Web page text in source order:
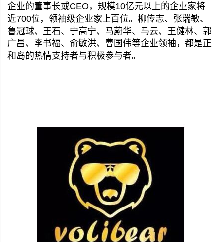
企业的董事长或CEO，规模10亿元以上的企业家将
近700位，领袖级企业家上百位。柳传志、张瑞敏、
鲁冠球、王石、宁高宁、马蔚华、马云、王健林、郭
广昌、李书福、俞敏洪、曹国伟等企业领袖，都是正
和岛的热情支持者与积极参与者。